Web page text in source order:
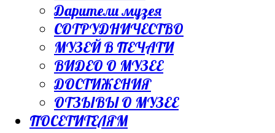
Дарители музея
СОТРУДНИЧЕСТВО
МУЗЕЙ В ПЕЧАТИ
ВИДЕО О МУЗЕЕ
ДОСТИЖЕНИЯ
ОТЗЫВЫ О МУЗЕЕ
ПОСЕТИТЕЛЯМ